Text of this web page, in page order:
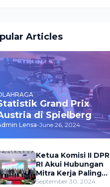
Articles
Grand Prix
di Spielberg
Lensa-June 26, 2024
Ketua Komisi II DPR
RI Akui Hubungan
Mitra Kerja Paling
Akrab dengan
September 30, 2024